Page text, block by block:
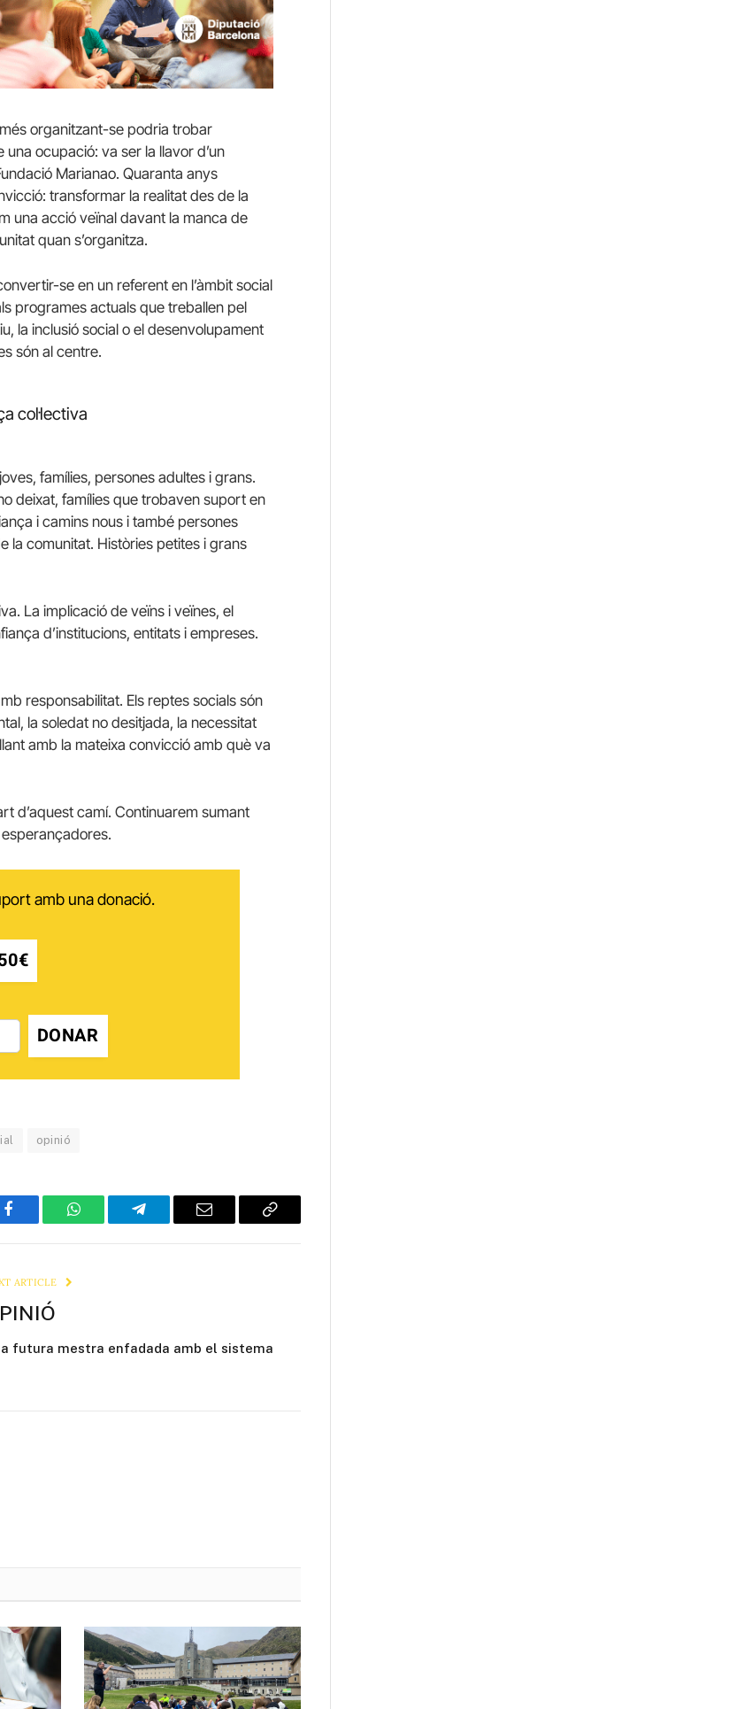
organitzant-se podria trobar
ocupació: va ser la llavor d’un
Marianao. Quaranta anys
transformar la realitat des de la
una acció veïnal davant la manca de
quan s’organitza.
se en un referent en l’àmbit social
programes actuals que treballen pel
la inclusió social o el desenvolupament
són al centre.
col·lectiva
famílies, persones adultes i grans.
deixat, famílies que trobaven suport en
i camins nous i també persones
la comunitat. Històries petites i grans
La implicació de veïns i veïnes, el
d’institucions, entitats i empreses.
responsabilitat. Els reptes socials són
la soledat no desitjada, la necessitat
amb la mateixa convicció amb què va
d’aquest camí. Continuarem sumant
amb una donació.
DONAR
opinió
Facebook WhatsAppTelegram Email
Copy
ARTICLE
futura mestra enfadada amb el sistema